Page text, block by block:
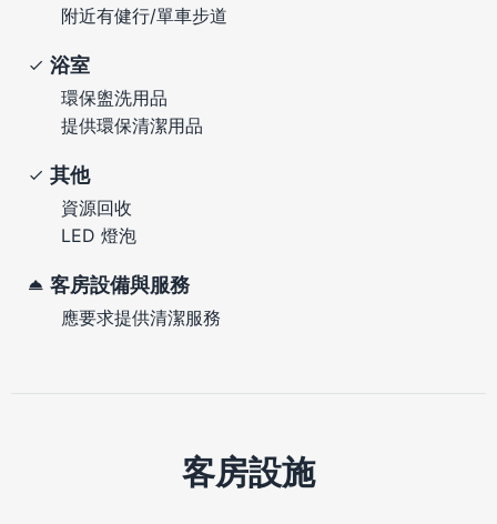
附近有健行/單車步道
浴室
環保盥洗用品
提供環保清潔用品
其他
資源回收
LED 燈泡
客房設備與服務
應要求提供清潔服務
客房設施